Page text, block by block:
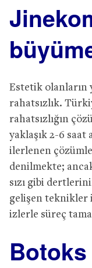
Estetik olanların
rahatsızlık.
rahatsızlığın
yaklaşık 2-6 saat
ilerlenen
denilmekte;
sızı gibi
gelişen teknikler
izlerle süreç
Botoks